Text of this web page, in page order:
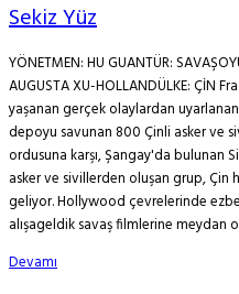
Sekiz Yüz
YÖNETMEN: HU GUANTÜR:
AUGUSTA XU-HOLLANDÜLKE: ÇİN
yaşanan gerçek olaylardan
depoyu savunan 800 Çinli asker ve
ordusuna karşı, Şangay'da bulunan
asker ve sivillerden oluşan grup, Çin
geliyor. Hollywood çevrelerinde
alışageldik savaş filmlerine meydan
Devamı